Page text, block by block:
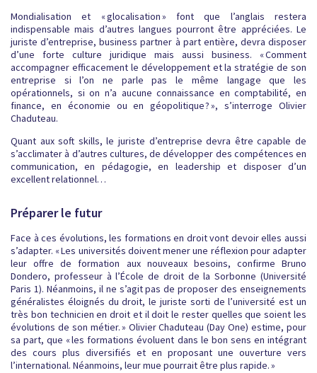
Mondialisation et « glocalisation » font que l’anglais restera
indispensable mais d’autres langues pourront être appréciées. Le
juriste d’entreprise, business partner à part entière, devra disposer
d’une forte culture juridique mais aussi business. « Comment
accompagner efficacement le développement et la stratégie de son
entreprise si l’on ne parle pas le même langage que les
opérationnels, si on n’a aucune connaissance en comptabilité, en
finance, en économie ou en géopolitique ? », s’interroge Olivier
Chaduteau.
Quant aux soft skills, le juriste d’entreprise devra être capable de
s’acclimater à d’autres cultures, de développer des compétences en
communication, en pédagogie, en leadership et disposer d’un
excellent relationnel…
Préparer le futur
Face à ces évolutions, les formations en droit vont devoir elles aussi
s’adapter. « Les universités doivent mener une réflexion pour adapter
leur offre de formation aux nouveaux besoins, confirme Bruno
Dondero, professeur à l’École de droit de la Sorbonne (Université
Paris 1). Néanmoins, il ne s’agit pas de proposer des enseignements
généralistes éloignés du droit, le juriste sorti de l’université est un
très bon technicien en droit et il doit le rester quelles que soient les
évolutions de son métier. » Olivier Chaduteau (Day One) estime, pour
sa part, que « les formations évoluent dans le bon sens en intégrant
des cours plus diversifiés et en proposant une ouverture vers
l’international. Néanmoins, leur mue pourrait être plus rapide. »